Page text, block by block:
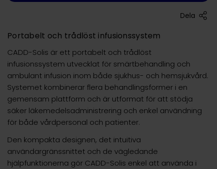
Portabelt och trådlöst infusionssystem
CADD-Solis är ett portabelt och trådlöst
infusionssystem utvecklat för smärtbehandling och
ambulant infusion inom både sjukhus- och hemsjukvård.
Systemet kombinerar flera behandlingsformer i en
gemensam plattform och är utformat för att stödja
säker läkemedelsadministrering och enkel användning
för både vårdpersonal och patienter.
Den kompakta designen, det intuitiva
användargränssnittet och de vägledande
hjälpfunktionerna gör CADD-Solis enkel att använda i
Dela